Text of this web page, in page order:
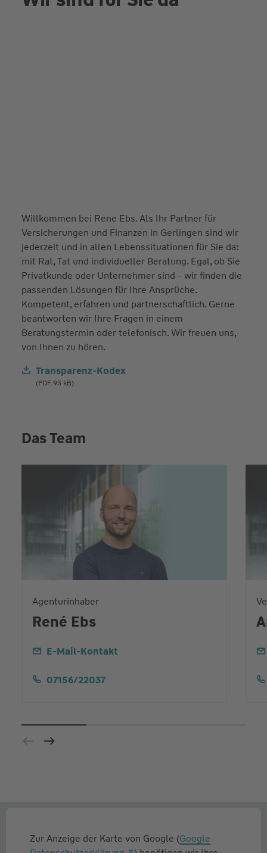
Willkommen bei Rene Ebs. Als Ihr Partner für
Versicherungen und Finanzen in Gerlingen sind wir
jederzeit und in allen Lebenssituationen für Sie da:
mit Rat, Tat und individueller Beratung. Egal, ob Sie
Privatkunde oder Unternehmer sind - wir finden die
passenden Lösungen für Ihre Ansprüche.
Kompetent, erfahren und partnerschaftlich. Gerne
beantworten wir Ihre Fragen in einem
Beratungstermin oder telefonisch. Wir freuen uns,
von Ihnen zu hören.
Transparenz-Kodex
(PDF 93 kB)
Das Team
Agenturinhaber
René Ebs
E-Mail-Kontakt
07156/22037
Zur Anzeige der Karte von Google (Google